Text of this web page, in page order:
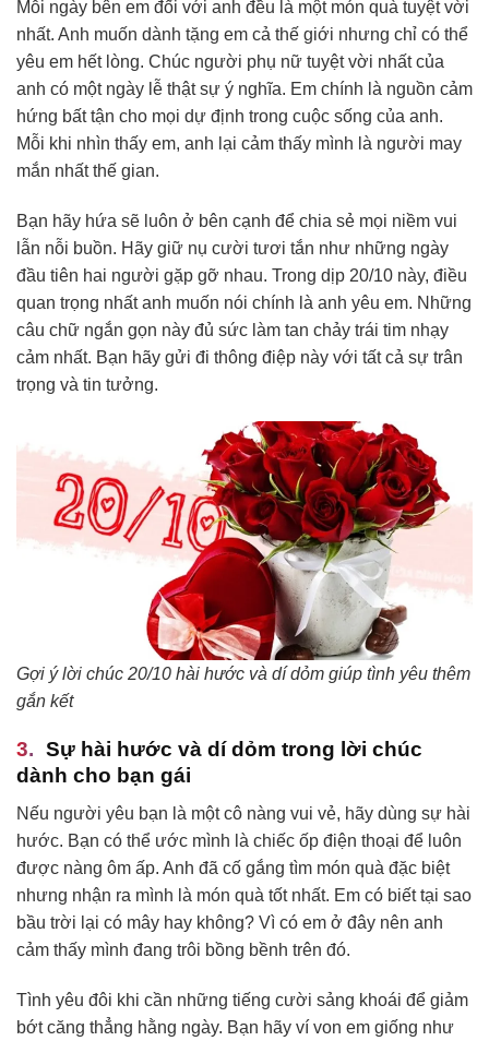
Mỗi ngày bên em đối với anh đều là một món quà tuyệt vời
nhất. Anh muốn dành tặng em cả thế giới nhưng chỉ có thể
yêu em hết lòng. Chúc người phụ nữ tuyệt vời nhất của
anh có một ngày lễ thật sự ý nghĩa. Em chính là nguồn cảm
hứng bất tận cho mọi dự định trong cuộc sống của anh.
Mỗi khi nhìn thấy em, anh lại cảm thấy mình là người may
mắn nhất thế gian.
Bạn hãy hứa sẽ luôn ở bên cạnh để chia sẻ mọi niềm vui
lẫn nỗi buồn. Hãy giữ nụ cười tươi tắn như những ngày
đầu tiên hai người gặp gỡ nhau. Trong dịp 20/10 này, điều
quan trọng nhất anh muốn nói chính là anh yêu em. Những
câu chữ ngắn gọn này đủ sức làm tan chảy trái tim nhạy
cảm nhất. Bạn hãy gửi đi thông điệp này với tất cả sự trân
trọng và tin tưởng.
Gợi ý lời chúc 20/10 hài hước và dí dỏm giúp tình yêu thêm
gắn kết
Sự hài hước và dí dỏm trong lời chúc
dành cho bạn gái
Nếu người yêu bạn là một cô nàng vui vẻ, hãy dùng sự hài
hước. Bạn có thể ước mình là chiếc ốp điện thoại để luôn
được nàng ôm ấp. Anh đã cố gắng tìm món quà đặc biệt
nhưng nhận ra mình là món quà tốt nhất. Em có biết tại sao
bầu trời lại có mây hay không? Vì có em ở đây nên anh
cảm thấy mình đang trôi bồng bềnh trên đó.
Tình yêu đôi khi cần những tiếng cười sảng khoái để giảm
bớt căng thẳng hằng ngày. Bạn hãy ví von em giống như